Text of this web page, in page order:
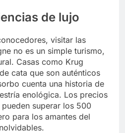
de lujo
visitar las
no es un simple turismo,
Casas como Krug
cata que son auténticos
cuenta una historia de
enológica. Los precios
superar los 500
para los amantes del